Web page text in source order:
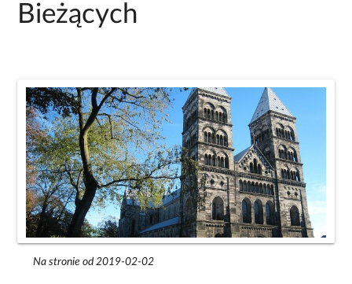
Bieżących
Na stronie od 2019-02-02